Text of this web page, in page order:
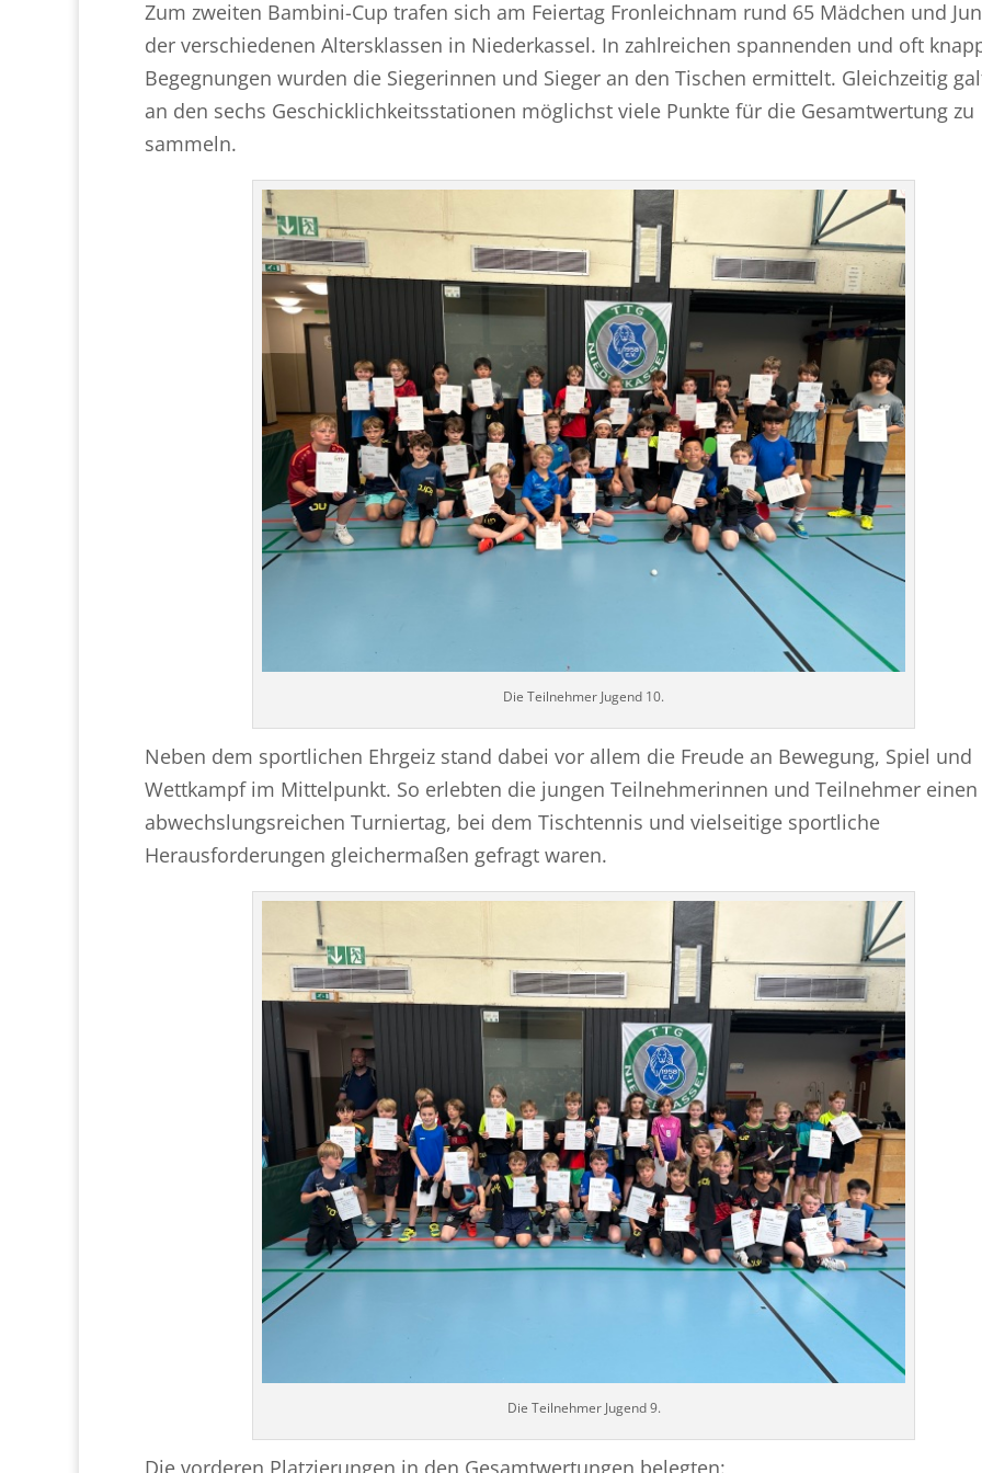
Zum zweiten Bambini-Cup trafen sich am Feiertag Fronleichnam rund 65 Mädchen und
der verschiedenen Altersklassen in Niederkassel. In zahlreichen spannenden und oft
Begegnungen wurden die Siegerinnen und Sieger an den Tischen ermittelt. Gleichzeitig
an den sechs Geschicklichkeitsstationen möglichst viele Punkte für die Gesamtwertung zu
sammeln.
Die Teilnehmer Jugend 10.
Neben dem sportlichen Ehrgeiz stand dabei vor allem die Freude an Bewegung, Spiel und
Wettkampf im Mittelpunkt. So erlebten die jungen Teilnehmerinnen und Teilnehmer einen
abwechslungsreichen Turniertag, bei dem Tischtennis und vielseitige sportliche
Herausforderungen gleichermaßen gefragt waren.
Die Teilnehmer Jugend 9.
Die vorderen Platzierungen in den Gesamtwertungen belegten: